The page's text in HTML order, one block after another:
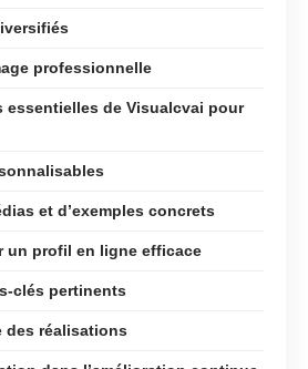
professionnelle
de Visualcvai pour
et d’exemples concrets
un profil en ligne efficace
clés pertinents
des réalisations